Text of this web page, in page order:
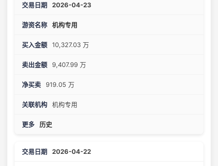
2026-04-23
机构专用
10,327.03 万
9,407.99 万
919.05 万
机构专用
历史
2026-04-22